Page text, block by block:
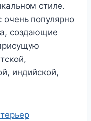
стиле.
очень популярно
создающие
индийской,